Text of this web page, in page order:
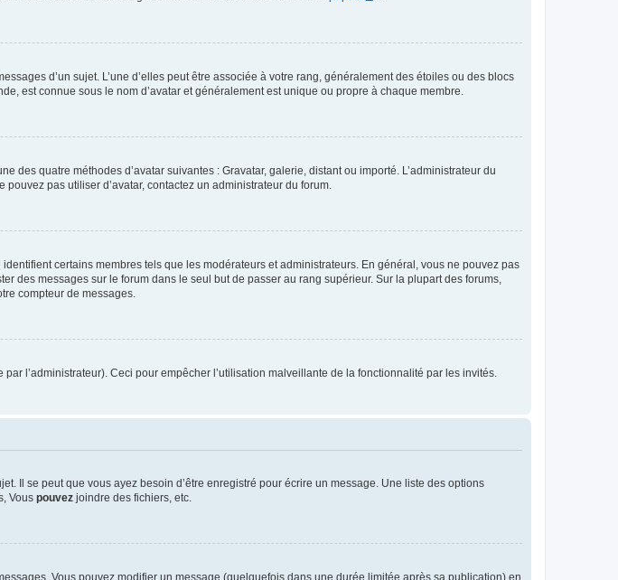
d’un sujet. L’une d’elles peut être associée à votre rang, généralement des étoiles ou des blocs
est connue sous le nom d’avatar et généralement est unique ou propre à chaque membre.
des quatre méthodes d’avatar suivantes : Gravatar, galerie, distant ou importé. L’administrateur du
pas utiliser d’avatar, contactez un administrateur du forum.
certains membres tels que les modérateurs et administrateurs. En général, vous ne pouvez pas
des messages sur le forum dans le seul but de passer au rang supérieur. Sur la plupart des forums,
compteur de messages.
l’administrateur). Ceci pour empêcher l’utilisation malveillante de la fonctionnalité par les invités.
Il se peut que vous ayez besoin d’être enregistré pour écrire un message. Une liste des options
Vous pouvez joindre des fichiers, etc.
Vous pouvez modifier un message (quelquefois dans une durée limitée après sa publication) en